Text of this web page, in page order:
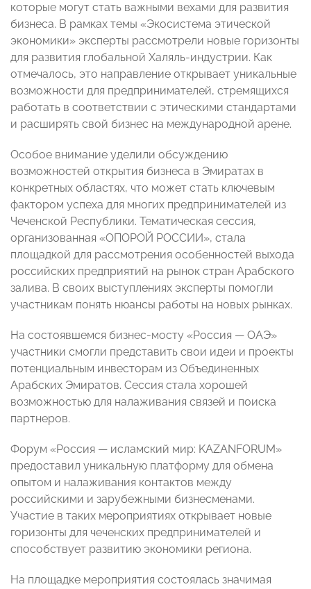
которые могут стать важными вехами для развития
бизнеса. В рамках темы «Экосистема этической
экономики» эксперты рассмотрели новые горизонты
для развития глобальной Халяль-индустрии. Как
отмечалось, это направление открывает уникальные
возможности для предпринимателей, стремящихся
работать в соответствии с этическими стандартами
и расширять свой бизнес на международной арене.
Особое внимание уделили обсуждению
возможностей открытия бизнеса в Эмиратах в
конкретных областях, что может стать ключевым
фактором успеха для многих предпринимателей из
Чеченской Республики. Тематическая сессия,
организованная «ОПОРОЙ РОССИИ», стала
площадкой для рассмотрения особенностей выхода
российских предприятий на рынок стран Арабского
залива. В своих выступлениях эксперты помогли
участникам понять нюансы работы на новых рынках.
На состоявшемся бизнес-мосту «Россия — ОАЭ»
участники смогли представить свои идеи и проекты
потенциальным инвесторам из Объединенных
Арабских Эмиратов. Сессия стала хорошей
возможностью для налаживания связей и поиска
партнеров.
Форум «Россия — исламский мир: KAZANFORUM»
предоставил уникальную платформу для обмена
опытом и налаживания контактов между
российскими и зарубежными бизнесменами.
Участие в таких мероприятиях открывает новые
горизонты для чеченских предпринимателей и
способствует развитию экономики региона.
На площадке мероприятия состоялась значимая